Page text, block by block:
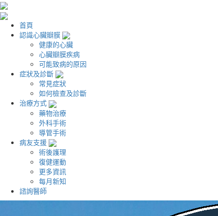
首頁
認識心臟瓣膜
健康的心臟
心臟瓣膜疾病
可能致病的原因
症狀及診斷
常見症狀
如何檢查及診斷
治療方式
藥物治療
外科手術
導管手術
病友支援
術後護理
復健運動
更多資訊
每月新知
諮詢醫師